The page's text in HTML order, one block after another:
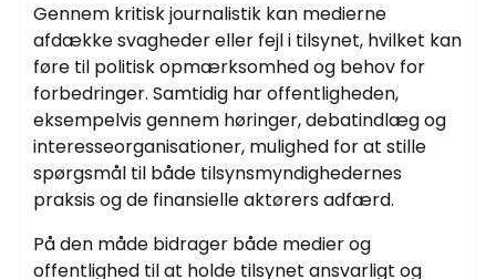
Gennem kritisk journalistik kan medierne
afdække svagheder eller fejl i tilsynet, hvilket kan
føre til politisk opmærksomhed og behov for
forbedringer. Samtidig har offentligheden,
eksempelvis gennem høringer, debatindlæg og
interesseorganisationer, mulighed for at stille
spørgsmål til både tilsynsmyndighedernes
praksis og de finansielle aktørers adfærd.
På den måde bidrager både medier og
offentlighed til at holde tilsynet ansvarligt og